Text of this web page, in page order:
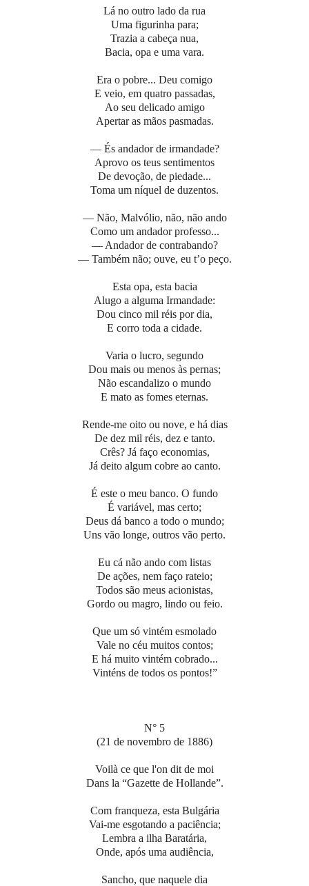
Lá no outro lado da rua
Uma figurinha para;
Trazia a cabeça nua,
Bacia, opa e uma vara.
Era o pobre... Deu comigo
E veio, em quatro passadas,
Ao seu delicado amigo
Apertar as mãos pasmadas.
— És andador de irmandade?
Aprovo os teus sentimentos
De devoção, de piedade...
Toma um níquel de duzentos.
— Não, Malvólio, não, não ando
Como um andador professo...
— Andador de contrabando?
— Também não; ouve, eu t’o peço.
Esta opa, esta bacia
Alugo a alguma Irmandade:
Dou cinco mil réis por dia,
E corro toda a cidade.
Varia o lucro, segundo
Dou mais ou menos às pernas;
Não escandalizo o mundo
E mato as fomes eternas.
Rende-me oito ou nove, e há dias
De dez mil réis, dez e tanto.
Crês? Já faço economias,
Já deito algum cobre ao canto.
É este o meu banco. O fundo
É variável, mas certo;
Deus dá banco a todo o mundo;
Uns vão longe, outros vão perto.
Eu cá não ando com listas
De ações, nem faço rateio;
Todos são meus acionistas,
Gordo ou magro, lindo ou feio.
Que um só vintém esmolado
Vale no céu muitos contos;
E há muito vintém cobrado...
Vinténs de todos os pontos!”
N° 5
(21 de novembro de 1886)
Voilà ce que l'on dit de moi
Dans la “Gazette de Hollande”.
Com franqueza, esta Bulgária
Vai-me esgotando a paciência;
Lembra a ilha Baratária,
Onde, após uma audiência,
Sancho, que naquele dia